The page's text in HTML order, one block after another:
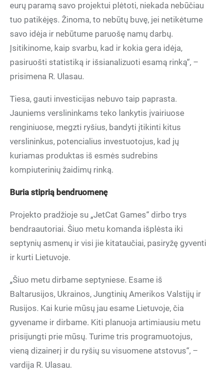
eurų paramą savo projektui plėtoti, niekada nebūčiau
tuo patikėjęs. Žinoma, to nebūtų buvę, jei netikėtume
savo idėja ir nebūtume paruošę namų darbų.
Įsitikinome, kaip svarbu, kad ir kokia gera idėja,
pasiruošti statistiką ir išsianalizuoti esamą rinką“, –
prisimena R. Ulasau.
Tiesa, gauti investicijas nebuvo taip paprasta.
Jauniems verslininkams teko lankytis įvairiuose
renginiuose, megzti ryšius, bandyti įtikinti kitus
verslininkus, potencialius investuotojus, kad jų
kuriamas produktas iš esmės sudrebins
kompiuterinių žaidimų rinką.
Buria stiprią bendruomenę
Projekto pradžioje su „JetCat Games“ dirbo trys
bendraautoriai. Šiuo metu komanda išplėsta iki
septynių asmenų ir visi jie kitataučiai, pasiryžę gyventi
ir kurti Lietuvoje.
„Šiuo metu dirbame septyniese. Esame iš
Baltarusijos, Ukrainos, Jungtinių Amerikos Valstijų ir
Rusijos. Kai kurie mūsų jau esame Lietuvoje, čia
gyvename ir dirbame. Kiti planuoja artimiausiu metu
prisijungti prie mūsų. Turime tris programuotojus,
vieną dizainerį ir du ryšių su visuomene atstovus“, –
vardija R. Ulasau.